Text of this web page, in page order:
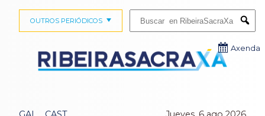
OUTROS PERIÓDICOS
Axenda